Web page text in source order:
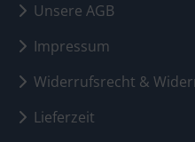
Unsere AGB
Impressum
Widerrufsrecht &
Lieferzeit